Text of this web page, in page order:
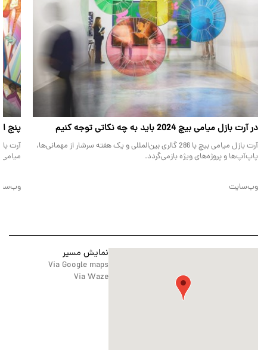
در آرت بازل میامی بیچ 2024 باید به چه نکاتی توجه کنیم
آرت بازل میامی بیچ با 286 گالری بین‌المللی و یک هفته سرشار از مهمانی‌ها،
پاپ‌آپ‌ها و پروژه‌های ویژه بازمی‌گردد.
وب‌سایت
پنج اثر
میامی
نمایش مسیر
Via Google maps
Via Waze